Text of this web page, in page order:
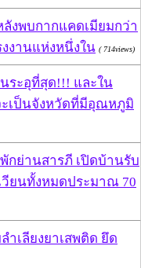
งพบกากแคดเมียมกว่า
งงานแห่งหนึ่งใน ( 714views)
ระอุที่สุด!!! และใน
ะเป็นจังหวัดที่มีอุณหภูมิ
กย่านสารภี เปิดบ้านรับ
วียนทั้งหมดประมาณ 70
ำเลียงยาเสพติด ยึด